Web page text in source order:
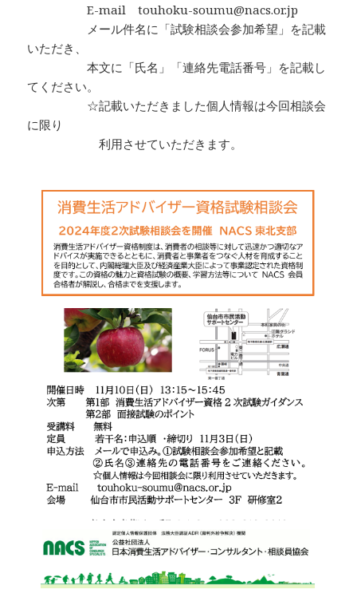
E-mail touhoku-soumu@nacs.or.jp
メール件名に「試験相談会参加希望」を記載
いただき、
本文に「氏名」「連絡先電話番号」を記載し
てください。
☆記載いただきました個人情報は今回相談会
に限り
利用させていただきます。